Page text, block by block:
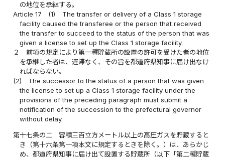
の地位を承継する。
Article 17
(1)
The transfer or delivery of a Class 1 storage
facility caused the transferee or the person that received
the transfer to succeed to the status of the person that was
given a license to set up the Class 1 storage facility.
２
前項の規定により第一種貯蔵所の設置の許可を受けた者の地位
を承継した者は、遅滞なく、その旨を都道府県知事に届け出なけ
ればならない。
(2)
The successor to the status of a person that was given
the license to set up a Class 1 storage facility under the
provisions of the preceding paragraph must submit a
notification of the succession to the prefectural governor
without delay.
第十七条の二
容積三百立方メートル以上の高圧ガスを貯蔵すると
き（第十六条第一項本文に規定するときを除く。）は、あらかじ
め、都道府県知事に届け出て設置する貯蔵所（以下「第二種貯蔵